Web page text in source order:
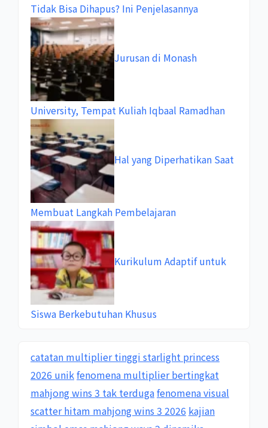
Tidak Bisa Dihapus? Ini Penjelasannya
Jurusan di Monash
University, Tempat Kuliah Iqbaal Ramadhan
Hal yang Diperhatikan Saat
Membuat Langkah Pembelajaran
Kurikulum Adaptif untuk
Siswa Berkebutuhan Khusus
catatan multiplier tinggi starlight princess
2026 unikfenomena multiplier bertingkat
mahjong wins 3 tak terdugafenomena visual
scatter hitam mahjong wins 3 2026 kajian